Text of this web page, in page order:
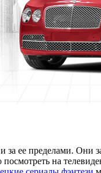
ее пределами.
на